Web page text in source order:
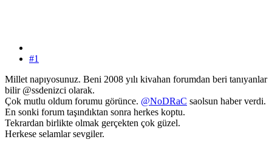
#1
Millet napıyosunuz. Beni 2008 yılı kivahan forumdan beri tanıyanlar
bilir @ssdenizci olarak.
Çok mutlu oldum forumu görünce. @NoDRaC saolsun haber verdi.
En sonki forum taşındıktan sonra herkes koptu.
Tekrardan birlikte olmak gerçekten çok güzel.
Herkese selamlar sevgiler.